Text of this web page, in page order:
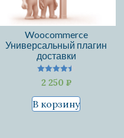
Woocommerce
Универсальный плагин
доставки
Оценка
4.50
2 250 P
УБ.
В корзину